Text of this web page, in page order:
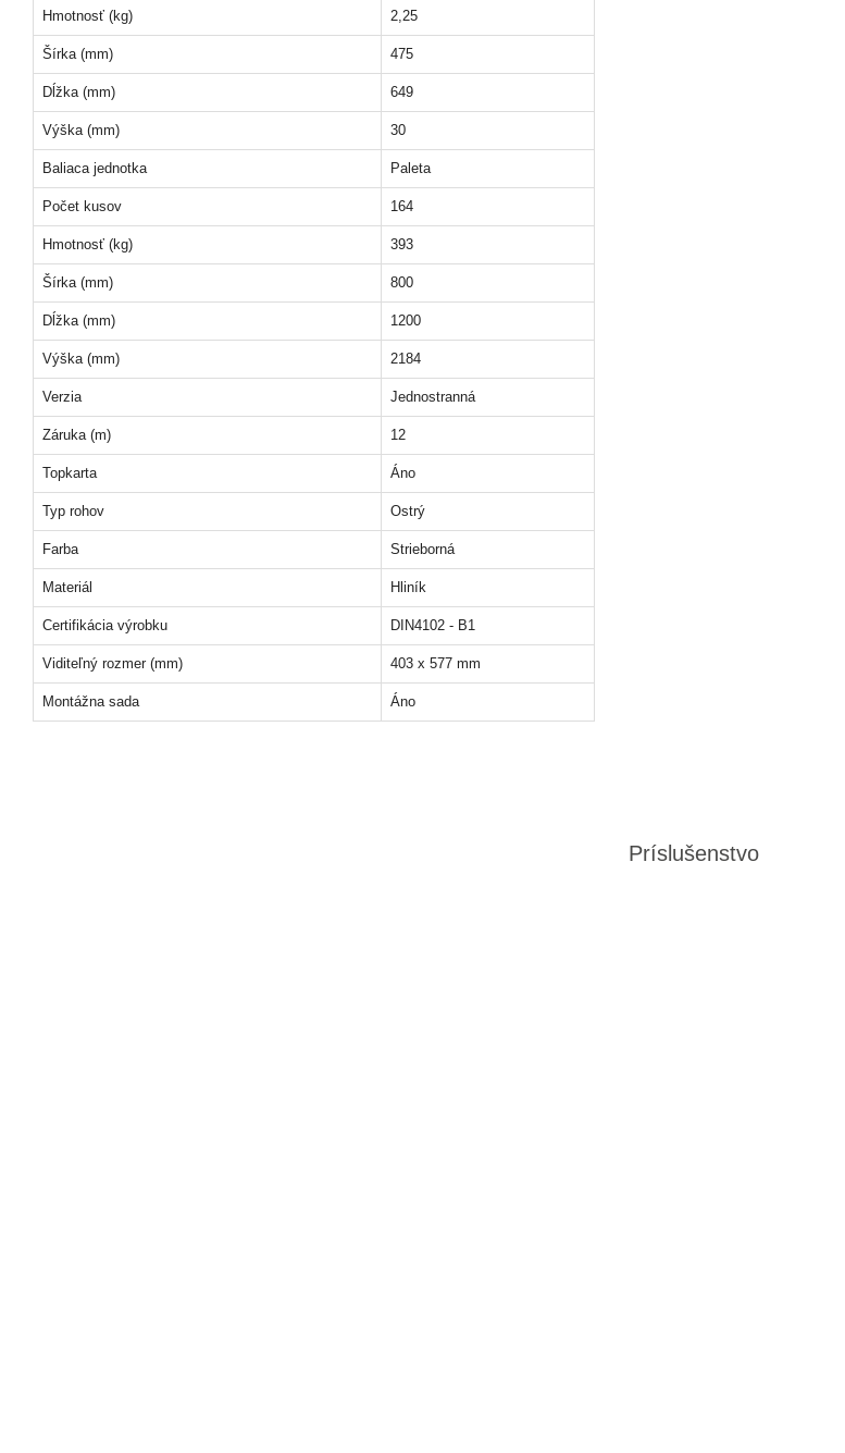
Hmotnosť (kg) 2,25
Šírka (mm) 475
Dĺžka (mm) 649
Výška (mm) 30
Baliaca jednotka Paleta
Počet kusov 164
Hmotnosť (kg) 393
Šírka (mm) 800
Dĺžka (mm) 1200
Výška (mm) 2184
Verzia Jednostranná
Záruka (m) 12
Topkarta Áno
Typ rohov Ostrý
Farba Strieborná
Materiál Hliník
Certifikácia výrobku DIN4102 - B1
Viditeľný rozmer (mm) 403 x 577 mm
Montážna sada Áno
Príslušenstvo